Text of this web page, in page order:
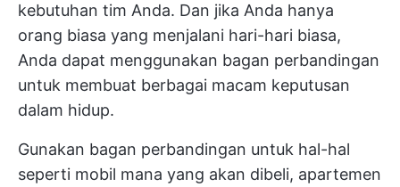
kebutuhan tim Anda. Dan jika Anda hanya
orang biasa yang menjalani hari-hari biasa,
Anda dapat menggunakan bagan perbandingan
untuk membuat berbagai macam keputusan
dalam hidup.
Gunakan bagan perbandingan untuk hal-hal
seperti mobil mana yang akan dibeli, apartemen